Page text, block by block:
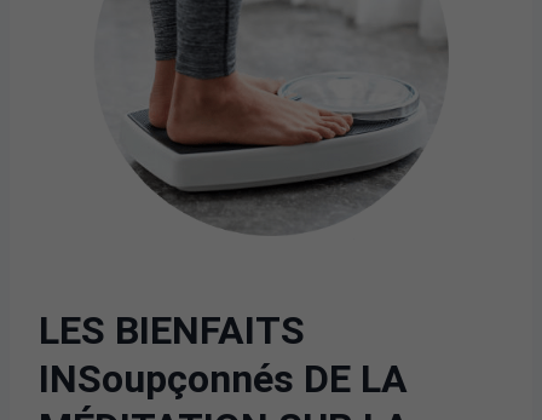
LES BIENFAITS
INSoupçonnés DE LA